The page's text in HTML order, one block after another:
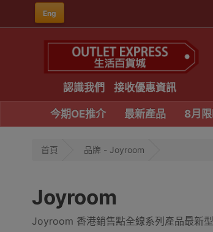
Eng
認識我們 接收優惠資訊
今期OE推介 最新產品 8月
首頁 品牌 - Joyroom
Joyroom
Joyroom 香港銷售點全線系列產品最新